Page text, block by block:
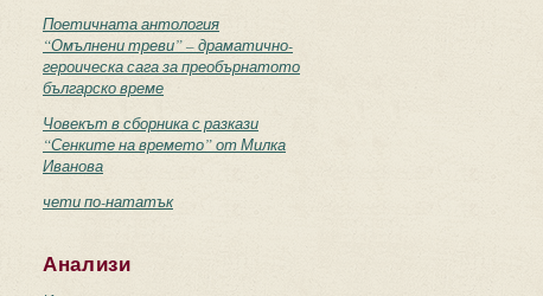
Поетичната антология
“Омълнени треви” – драматично-
героическа сага за преобърнатото
българско време
Човекът в сборника с разкази
“Сенките на времето” от Милка
Иванова
чети по-нататък
Анализи